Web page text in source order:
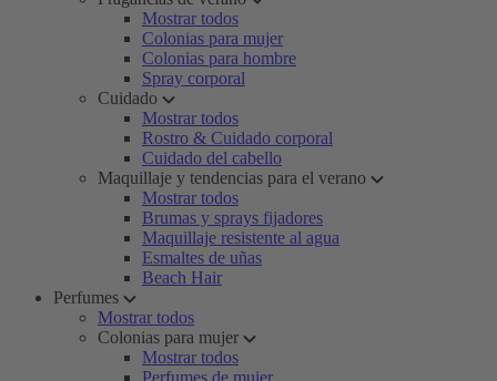
Mostrar todos
Colonias para mujer
Colonias para hombre
Spray corporal
Cuidado
Mostrar todos
Rostro & Cuidado corporal
Cuidado del cabello
Maquillaje y tendencias para el verano
Mostrar todos
Brumas y sprays fijadores
Maquillaje resistente al agua
Esmaltes de uñas
Beach Hair
Perfumes
Mostrar todos
Colonias para mujer
Mostrar todos
Perfumes de mujer